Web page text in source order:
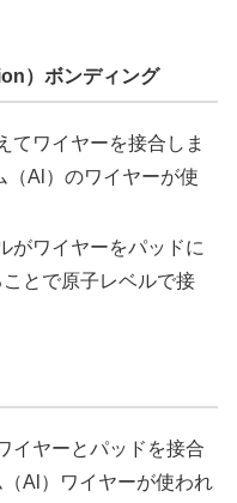
）ボンディング
てワイヤーを接合しま
（Al）のワイヤーが使
がワイヤーをパッドに
とで原子レベルで接
イヤーとパッドを接合
Al）ワイヤーが使われ